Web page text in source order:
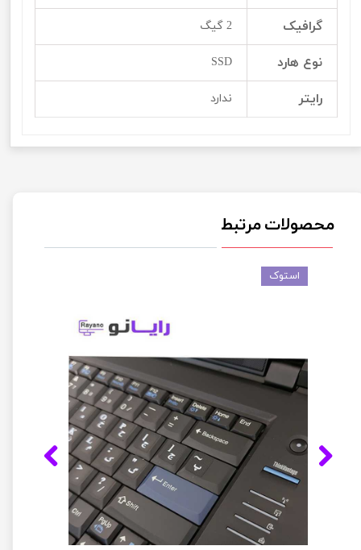
گرافیک 2 گیگ
نوع هارد SSD
رایتر ندارد
محصولات مرتبط
استوک